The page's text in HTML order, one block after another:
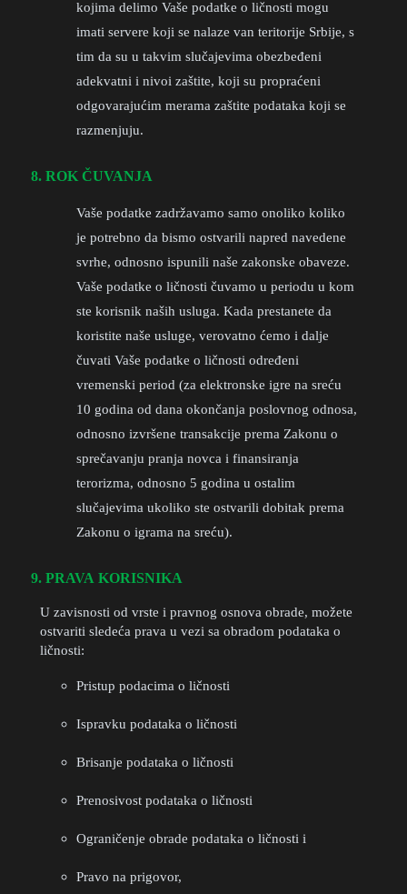
kojima delimo Vaše podatke o ličnosti mogu
imati servere koji se nalaze van teritorije Srbije, s
tim da su u takvim slučajevima obezbeđeni
adekvatni i nivoi zaštite, koji su propraćeni
odgovarajućim merama zaštite podataka koji se
razmenjuju.
8. ROK ČUVANJA
Vaše podatke zadržavamo samo onoliko koliko
je potrebno da bismo ostvarili napred navedene
svrhe, odnosno ispunili naše zakonske obaveze.
Vaše podatke o ličnosti čuvamo u periodu u kom
ste korisnik naših usluga. Kada prestanete da
koristite naše usluge, verovatno ćemo i dalje
čuvati Vaše podatke o ličnosti određeni
vremenski period (za elektronske igre na sreću
10 godina od dana okončanja poslovnog odnosa,
odnosno izvršene transakcije prema Zakonu o
sprečavanju pranja novca i finansiranja
terorizma, odnosno 5 godina u ostalim
slučajevima ukoliko ste ostvarili dobitak prema
Zakonu o igrama na sreću).
9. PRAVA KORISNIKA
U zavisnosti od vrste i pravnog osnova obrade, možete
ostvariti sledeća prava u vezi sa obradom podataka o
ličnosti:
Pristup podacima o ličnosti
Ispravku podataka o ličnosti
Brisanje podataka o ličnosti
Prenosivost podataka o ličnosti
Ograničenje obrade podataka o ličnosti i
Pravo na prigovor,